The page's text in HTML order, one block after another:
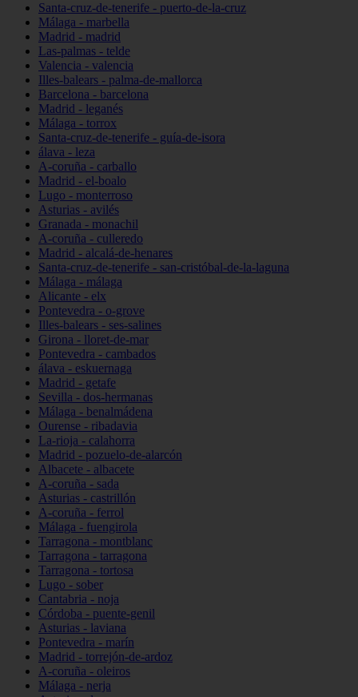
Santa-cruz-de-tenerife - puerto-de-la-cruz
Málaga - marbella
Madrid - madrid
Las-palmas - telde
Valencia - valencia
Illes-balears - palma-de-mallorca
Barcelona - barcelona
Madrid - leganés
Málaga - torrox
Santa-cruz-de-tenerife - guía-de-isora
álava - leza
A-coruña - carballo
Madrid - el-boalo
Lugo - monterroso
Asturias - avilés
Granada - monachil
A-coruña - culleredo
Madrid - alcalá-de-henares
Santa-cruz-de-tenerife - san-cristóbal-de-la-laguna
Málaga - málaga
Alicante - elx
Pontevedra - o-grove
Illes-balears - ses-salines
Girona - lloret-de-mar
Pontevedra - cambados
álava - eskuernaga
Madrid - getafe
Sevilla - dos-hermanas
Málaga - benalmádena
Ourense - ribadavia
La-rioja - calahorra
Madrid - pozuelo-de-alarcón
Albacete - albacete
A-coruña - sada
Asturias - castrillón
A-coruña - ferrol
Málaga - fuengirola
Tarragona - montblanc
Tarragona - tarragona
Tarragona - tortosa
Lugo - sober
Cantabria - noja
Córdoba - puente-genil
Asturias - laviana
Pontevedra - marín
Madrid - torrejón-de-ardoz
A-coruña - oleiros
Málaga - nerja